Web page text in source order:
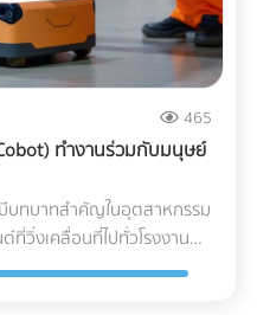
มอุณหภูมิ (Reefer
ให้คงที่ตลอดการเดินทาง
ยทางที่ไทย): เมื่อสินค้าถึง
"อุณหภูมิภายนอกที่ร้อนจัด"
ร (Customs Clearance)
ค้าขึ้นรถบรรทุกห้องเย็น
ปจัดเก็บในคลังสินค้าปรับ
เข้าสู่สายพานการผลิตต่อไป
สำหรับโรงงาน F&B
ระบบ Cold Chain Logistics
นวนคนและประเภทรถ
อดีกับจำนวนคน เช่น
นรถบัสขนาด 40 ที่นั่ง เพื่อ
นทางและจุดแวะพัก: วางแผน
วิ่งรถอ้อม ซึ่งจะช่วยลดต้นทุน
นขับรถ เลือกบริษัทรถเช่าที่
! เพื่อให้สามารถออก ใบ
หัก ณ ที่จ่ายได้อย่างถูกต้อง
465
ทำงานร่วมกับมนุษย์
บทบาทสำคัญในอุตสาหกรรม
วิ่งเคลื่อนที่ไปทั่วโรงงาน
ผู้จัดการโรงงานต้องตอบให้